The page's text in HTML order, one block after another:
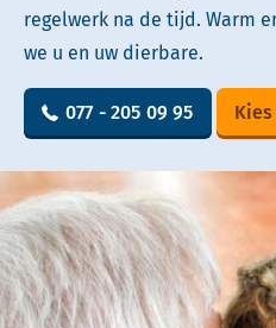
regelwerk na de tijd. Warm
we u en uw dierbare.
077 - 205 09 95